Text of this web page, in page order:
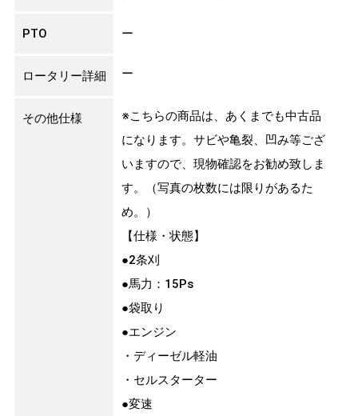
PTO ー
ロータリー詳細 ー
その他仕様
※こちらの商品は、あくまでも中古品
になります。サビや亀裂、凹み等ござ
いますので、現物確認をお勧め致しま
す。（写真の枚数には限りがあるた
め。）
【仕様・状態】
●2条刈
●馬力：15Ps
●袋取り
●エンジン
・ディーゼル軽油
・セルスターター
●変速